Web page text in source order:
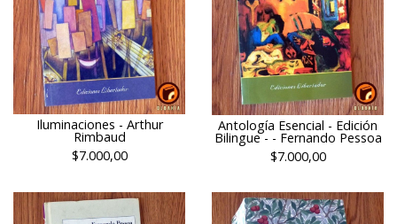
Iluminaciones - Arthur
Rimbaud
$7.000,00
Antología Esencial - Edición
Bilingue - - Fernando Pessoa
$7.000,00